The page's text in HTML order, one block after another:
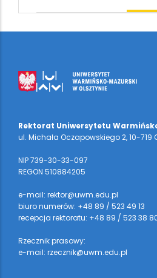
Rektorat Uniwersytetu
ul. Michała Oczapowskiego 2, 10-719
NIP 739-30-33-097
REGON 510884205
e-mail: rektor@uwm.edu.pl
biuro numerów: +48 89 / 523 49 13
recepcja rektoratu: +48 89 / 523 38
Rzecznik prasowy:
e-mail: rzecznik@uwm.edu.pl